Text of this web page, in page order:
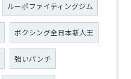
ルーポファイティングジム
ボクシング全日本新人王
強いパンチ